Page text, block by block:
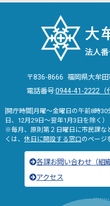
〒836-8666 福岡県大牟
電話番号:0944-41-2222（
[開庁時間]月曜～金曜日の午前8時
日、12月29日～翌年1月3日を除く）
※毎月、原則第２日曜日に市民課な
くは、 休日に開設する窓口のページ
各課お問い合わせ（組
アクセス